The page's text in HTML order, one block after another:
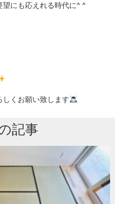
にも応えれる時代に^ ^
しくお願い致します
記事